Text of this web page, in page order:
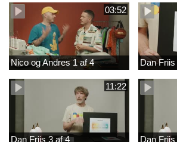
03:52
Nico og Andres 1 af 4 Dan Friis
11:22
Dan Friis 3 af 4 Dan Friis